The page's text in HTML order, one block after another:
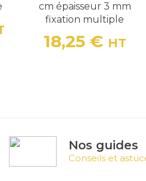
cm épaisseur 3 mm
fixation multiple
Prix
18,25 € HT
Nos guides
Conseils et